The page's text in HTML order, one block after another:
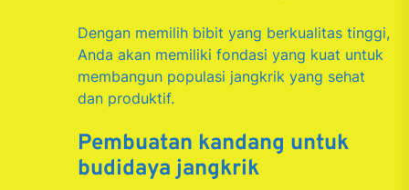
Dengan memilih bibit yang berkualitas tinggi,
Anda akan memiliki fondasi yang kuat untuk
membangun populasi jangkrik yang sehat
dan produktif.
Pembuatan kandang untuk
budidaya jangkrik